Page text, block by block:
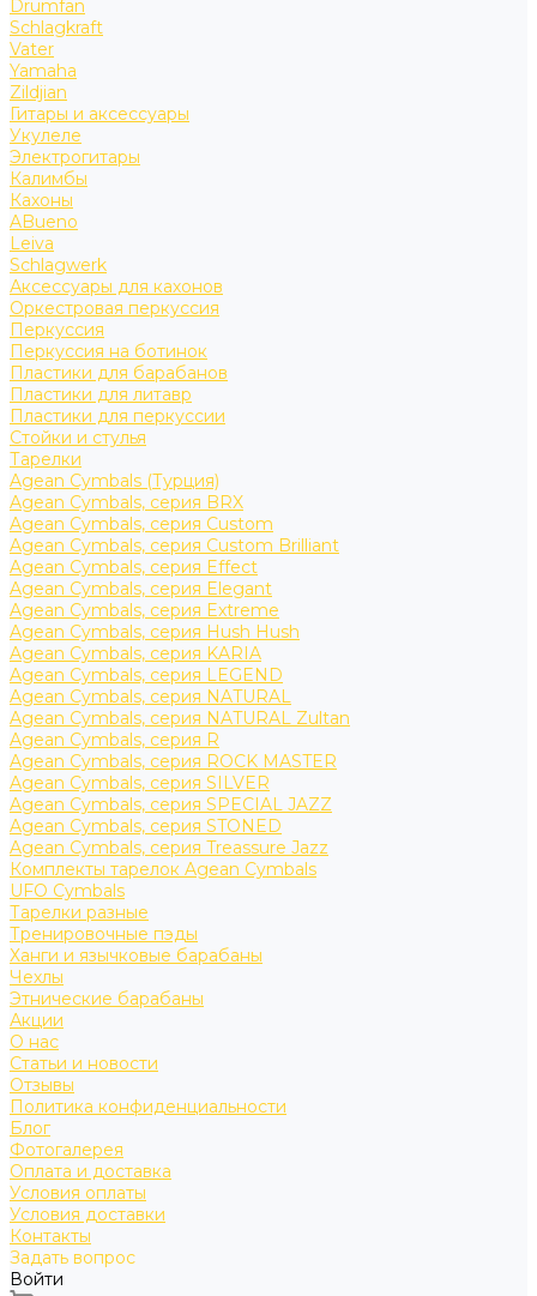
Drumfan
Schlagkraft
Vater
Yamaha
Zildjian
Гитары и аксессуары
Укулеле
Электрогитары
Калимбы
Кахоны
ABueno
Leiva
Schlagwerk
Аксессуары для кахонов
Оркестровая перкуссия
Перкуссия
Перкуссия на ботинок
Пластики для барабанов
Пластики для литавр
Пластики для перкуссии
Стойки и стулья
Тарелки
Agean Cymbals (Турция)
Agean Cymbals, серия BRX
Agean Cymbals, серия Custom
Agean Cymbals, серия Custom Brilliant
Agean Cymbals, серия Effect
Agean Cymbals, серия Elegant
Agean Cymbals, серия Extreme
Agean Cymbals, серия Hush Hush
Agean Cymbals, серия KARIA
Agean Cymbals, серия LEGEND
Agean Cymbals, серия NATURAL
Agean Cymbals, серия NATURAL Zultan
Agean Cymbals, серия R
Agean Cymbals, серия ROCK MASTER
Agean Cymbals, серия SILVER
Agean Cymbals, серия SPECIAL JAZZ
Agean Cymbals, серия STONED
Agean Cymbals, серия Treassure Jazz
Комплекты тарелок Agean Cymbals
UFO Cymbals
Тарелки разные
Тренировочные пэды
Ханги и язычковые барабаны
Чехлы
Этнические барабаны
Акции
О нас
Статьи и новости
Отзывы
Политика конфиденциальности
Блог
Фотогалерея
Оплата и доставка
Условия оплаты
Условия доставки
Контакты
Задать вопрос
Войти